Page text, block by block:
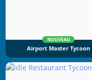
NOUVEAU
Airport Master Tycoon